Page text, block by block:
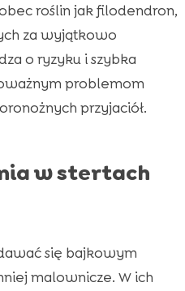
roślin jak filodendron,
za wyjątkowo
o ryzyku i szybka
problemom
przyjaciół.
w stertach
się bajkowym
malownicze. W ich